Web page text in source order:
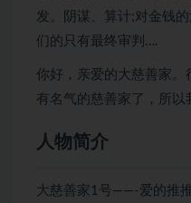
发。阴谋、算计;对金钱
们的只有最终审判….
你好，亲爱的大慈善家。
有名气的慈善家了，所
人物简介
大慈善家1号——-爱的推